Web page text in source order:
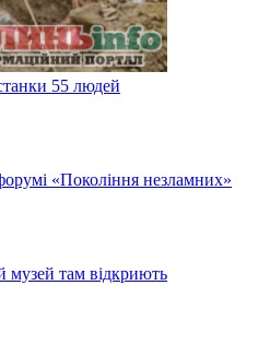
55 людей
«Покоління незламних»
музей там відкриють